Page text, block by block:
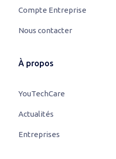
Compte Entreprise
Nous contacter
À propos
YouTechCare
Actualités
Entreprises